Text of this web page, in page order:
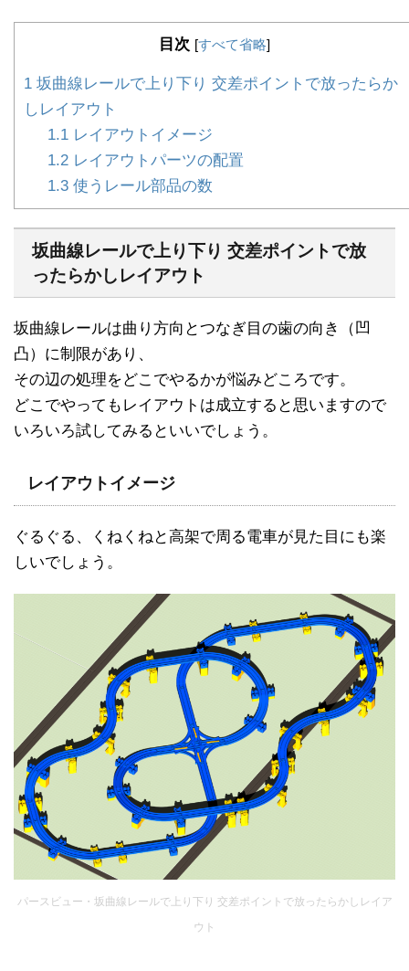
目次 [すべて省略]
1 坂曲線レールで上り下り 交差ポイントで放ったらか
しレイアウト
1.1レイアウトイメージ
1.2レイアウトパーツの配置
1.3使うレール部品の数
坂曲線レールで上り下り 交差ポイントで放
ったらかしレイアウト
坂曲線レールは曲り方向とつなぎ目の歯の向き（凹
凸）に制限があり、
その辺の処理をどこでやるかが悩みどころです。
どこでやってもレイアウトは成立すると思いますので
いろいろ試してみるといいでしょう。
レイアウトイメージ
ぐるぐる、くねくねと高架で周る電車が見た目にも楽
しいでしょう。
パースビュー・坂曲線レールで上り下り 交差ポイントで放ったらかしレイア
ウト